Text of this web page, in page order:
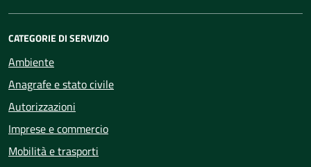
CATEGORIE DI SERVIZIO
Ambiente
Anagrafe e stato civile
Autorizzazioni
Imprese e commercio
Mobilità e trasporti